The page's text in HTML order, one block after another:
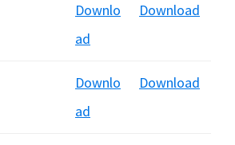
Downlo
ad
Download
Downlo
ad
Download